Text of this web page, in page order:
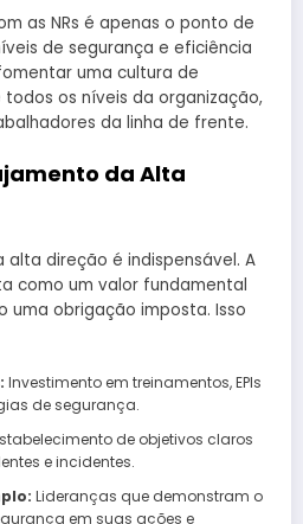
as NRs é apenas o ponto de
de segurança e eficiência
uma cultura de
os níveis da organização,
da linha de frente.
da Alta
direção é indispensável. A
como um valor fundamental
uma obrigação imposta. Isso
Investimento em treinamentos, EPIs
de segurança.
de objetivos claros
e incidentes.
Lideranças que demonstram o
em suas ações e